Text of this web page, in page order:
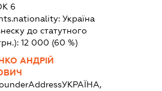
6
Україна
до статутного
12 000 (60 %)
АНДРІЙ
УКРАЇНА,